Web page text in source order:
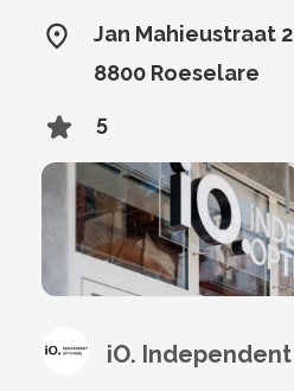
Jan Mahieustraat
8800 Roeselare
5